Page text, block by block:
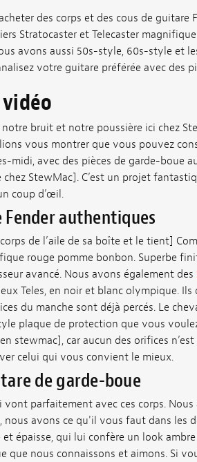
des corps et des cous de guitare
Stratocaster et Telecaster
avons aussi 50s-style, 60s-style et
votre guitare préférée avec des
notre bruit et notre poussière ici chez
vous montrer que vous pouvez
midi, avec des pièces de garde-boue
StewMac]. C’est un projet
coup d’œil.
authentiques
de l’aile de sa boîte et le tient]
rouge pomme bonbon. Superbe
avancé. Nous avons également des
Teles, en noir et blanc olympique.
du manche sont déjà percés. Le
plaque de protection que vous
stewmac], car aucun des orifices
celui qui vous convient le mieux.
de garde-boue
vont parfaitement avec ces corps. Nous
nous avons ce qu'il vous faut dans les
et épaisse, qui lui confère un look
que nous connaissons et aimons. Si